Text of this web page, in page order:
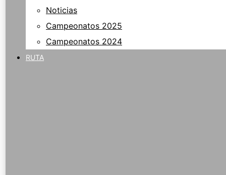
Noticias
Campeonatos 2025
Campeonatos 2024
RUTA